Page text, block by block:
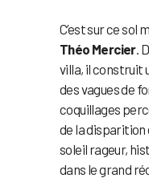
C’est sur ce sol
Théo Mercier.
villa, il construit
des vagues de
coquillages
de la disparition
soleil rageur,
dans le grand